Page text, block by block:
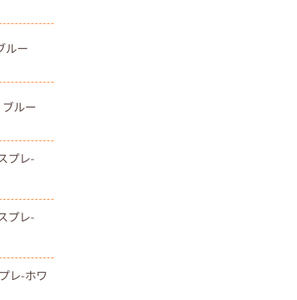
ルー
ルー
プレ-
プレ-
レ-ホワ